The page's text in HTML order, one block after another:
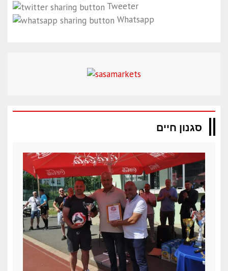
Tweeter
Whatsapp
סגנון חיים